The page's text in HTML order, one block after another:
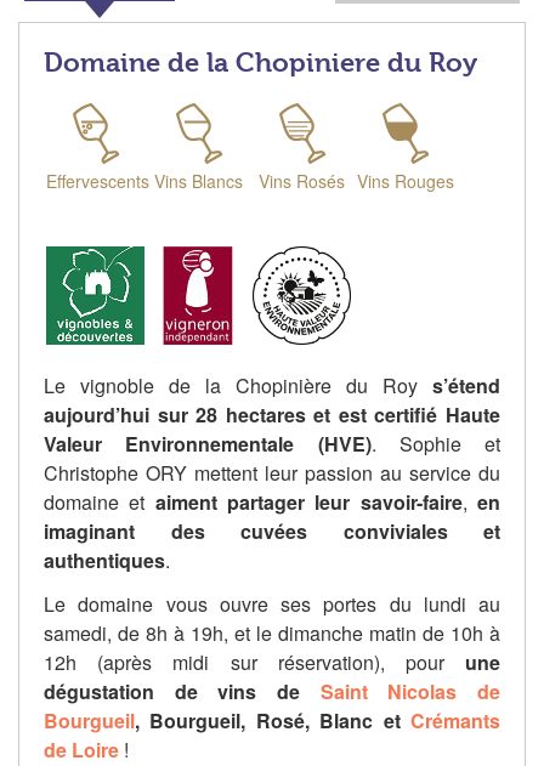
Domaine de la Chopiniere du Roy
Effervescents Vins Blancs Vins Rosés Vins Rouges
Le vignoble de la Chopinière du Roy s’étend
aujourd’hui sur 28 hectares et est certifié Haute
Valeur Environnementale (HVE). Sophie et
Christophe ORY mettent leur passion au service du
domaine et aiment partager leur savoir-faire,en
imaginant des cuvées conviviales et
authentiques.
Le domaine vous ouvre ses portes du lundi au
samedi, de 8h à 19h, et le dimanche matin de 10h à
12h (après midi sur réservation), pour une
dégustation de vins de Saint Nicolas de
Bourgueil, Bourgueil, Rosé, Blanc et Crémants
de Loire !